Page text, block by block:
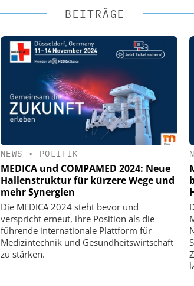
BEITRÄGE
NEWS • POLITIK
MEDICA und COMPAMED 2024: Neue
Hallenstruktur für kürzere Wege und
mehr Synergien
Die MEDICA 2024 steht bevor und
verspricht erneut, ihre Position als die
führende internationale Plattform für
Medizintechnik und Gesundheitswirtschaft
zu stärken.